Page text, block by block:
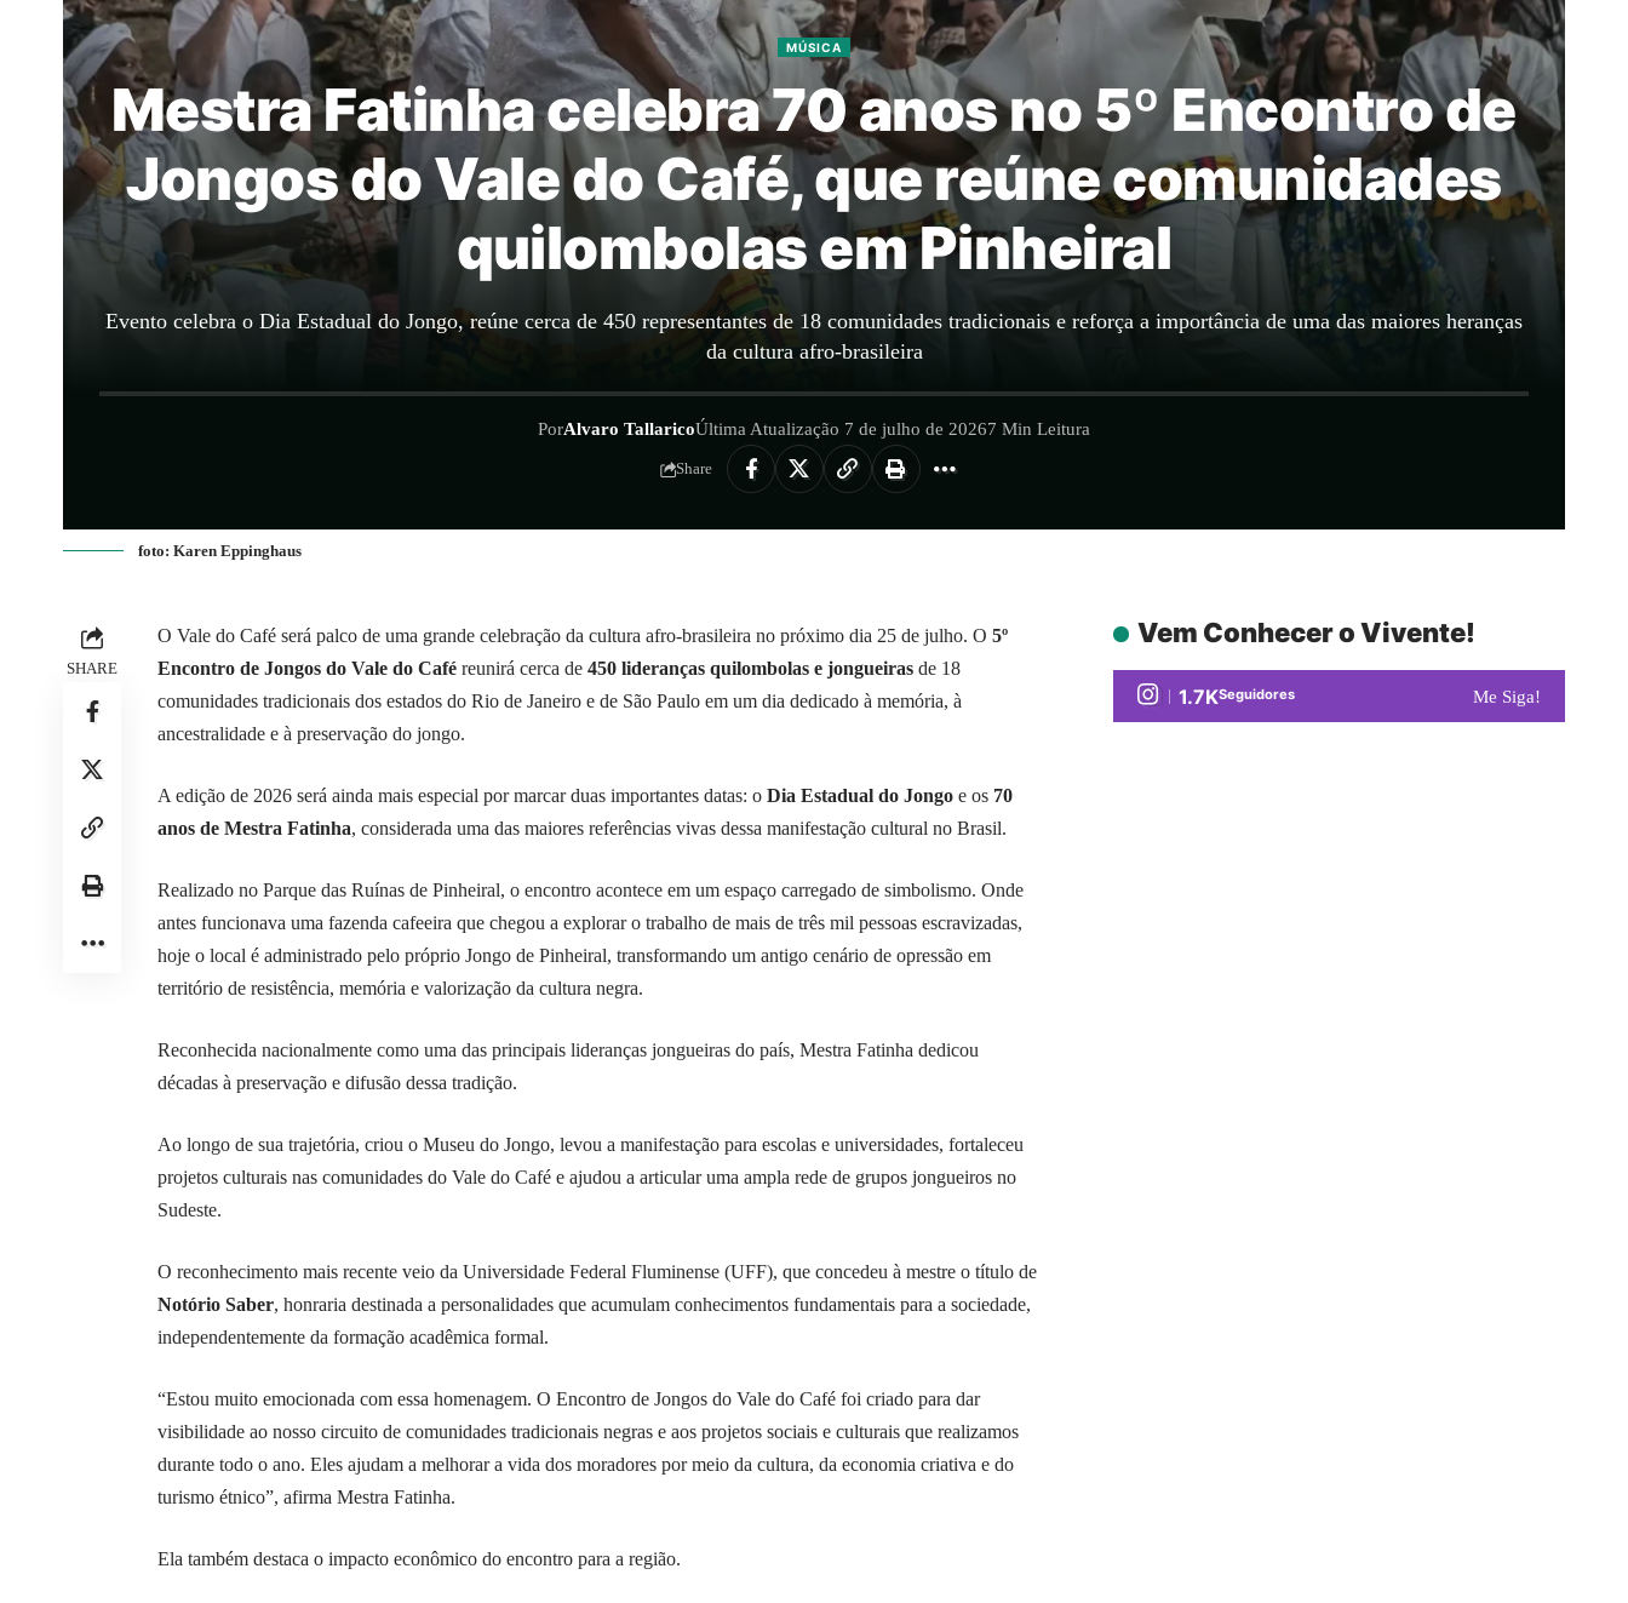
MÚSICA
Mestra Fatinha celebra 70 anos no 5º Encontro de
Jongos do Vale do Café, que reúne comunidades
quilombolas em Pinheiral
Evento celebra o Dia Estadual do Jongo, reúne cerca de 450 representantes de 18 comunidades tradicionais e reforça a importância de uma das maiores heranças
da cultura afro-brasileira
PorAlvaro TallaricoÚltima Atualização 7 de julho de 20267 Min Leitura
Share
foto: Karen Eppinghaus
SHARE
O Vale do Café será palco de uma grande celebração da cultura afro-brasileira no próximo dia 25 de julho. O 5º
Encontro de Jongos do Vale do Café reunirá cerca de 450 lideranças quilombolas e jongueiras de 18
comunidades tradicionais dos estados do Rio de Janeiro e de São Paulo em um dia dedicado à memória, à
ancestralidade e à preservação do jongo.
A edição de 2026 será ainda mais especial por marcar duas importantes datas: o Dia Estadual do Jongo e os 70
anos de Mestra Fatinha, considerada uma das maiores referências vivas dessa manifestação cultural no Brasil.
Realizado no Parque das Ruínas de Pinheiral, o encontro acontece em um espaço carregado de simbolismo. Onde
antes funcionava uma fazenda cafeeira que chegou a explorar o trabalho de mais de três mil pessoas escravizadas,
hoje o local é administrado pelo próprio Jongo de Pinheiral, transformando um antigo cenário de opressão em
território de resistência, memória e valorização da cultura negra.
Reconhecida nacionalmente como uma das principais lideranças jongueiras do país, Mestra Fatinha dedicou
décadas à preservação e difusão dessa tradição.
Ao longo de sua trajetória, criou o Museu do Jongo, levou a manifestação para escolas e universidades, fortaleceu
projetos culturais nas comunidades do Vale do Café e ajudou a articular uma ampla rede de grupos jongueiros no
Sudeste.
O reconhecimento mais recente veio da Universidade Federal Fluminense (UFF), que concedeu à mestre o título de
Notório Saber, honraria destinada a personalidades que acumulam conhecimentos fundamentais para a sociedade,
independentemente da formação acadêmica formal.
“Estou muito emocionada com essa homenagem. O Encontro de Jongos do Vale do Café foi criado para dar
visibilidade ao nosso circuito de comunidades tradicionais negras e aos projetos sociais e culturais que realizamos
durante todo o ano. Eles ajudam a melhorar a vida dos moradores por meio da cultura, da economia criativa e do
turismo étnico”, afirma Mestra Fatinha.
Ela também destaca o impacto econômico do encontro para a região.
Vem Conhecer o Vivente!
1.7KSeguidores Me Siga!